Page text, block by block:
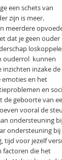
een schets van
zijn is meer.
meerdere
dat je geen ouder
ouderrol kunnen
inzake de
emoties en het
en
de geboorte van
vooral de
ondersteuning
ondersteuning bij
tijd voor jezelf
factoren die het